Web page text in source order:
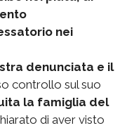
nei
denunciata e il
controllo sul suo
la famiglia del
di aver visto